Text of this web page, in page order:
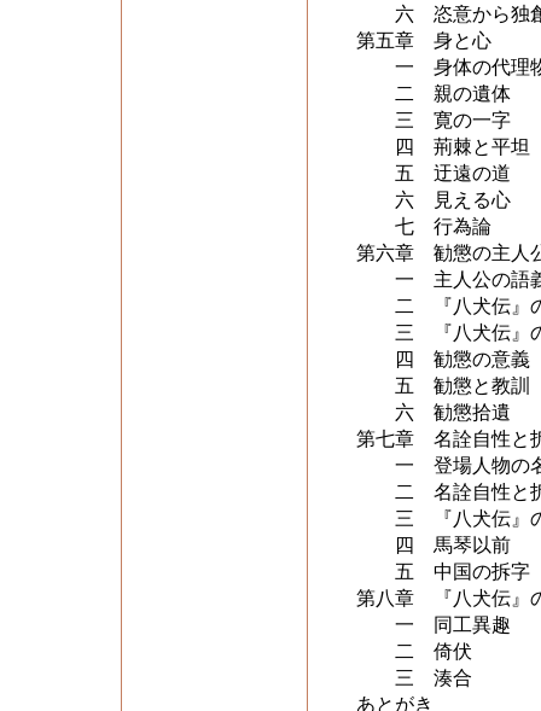
六 恣意から独
第五章 身と心
一 身体の代理
二 親の遺体
三 寛の一字
四 荊棘と平坦
五 迂遠の道
六 見える心
七 行為論
第六章 勧懲の主人
一 主人公の語
二 『八犬伝』
三 『八犬伝』の
四 勧懲の意義
五 勧懲と教訓
六 勧懲拾遺
第七章 名詮自性と
一 登場人物の
二 名詮自性と
三 『八犬伝』
四 馬琴以前
五 中国の拆字
第八章 『八犬伝』
一 同工異趣
二 倚伏
三 湊合
あとがき